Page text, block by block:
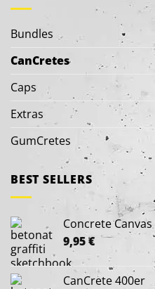
Bundles
CanCretes
Caps
Extras
GumCretes
BEST SELLERS
Concrete
9,95€
CanCrete 400er